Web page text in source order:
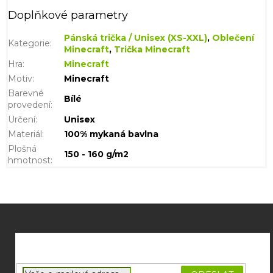
Doplňkové parametry
Kategorie: Pánská trička / Unisex (XS-XXL), Oblečení
Minecraft, Trička Minecraft
Hra:
Minecraft
Motiv:
Minecraft
Barevné
provedení:
Bílé
Určení:
Unisex
Materiál :
100% mykaná bavlna
Plošná
hmotnost:
150 - 160 g/m2